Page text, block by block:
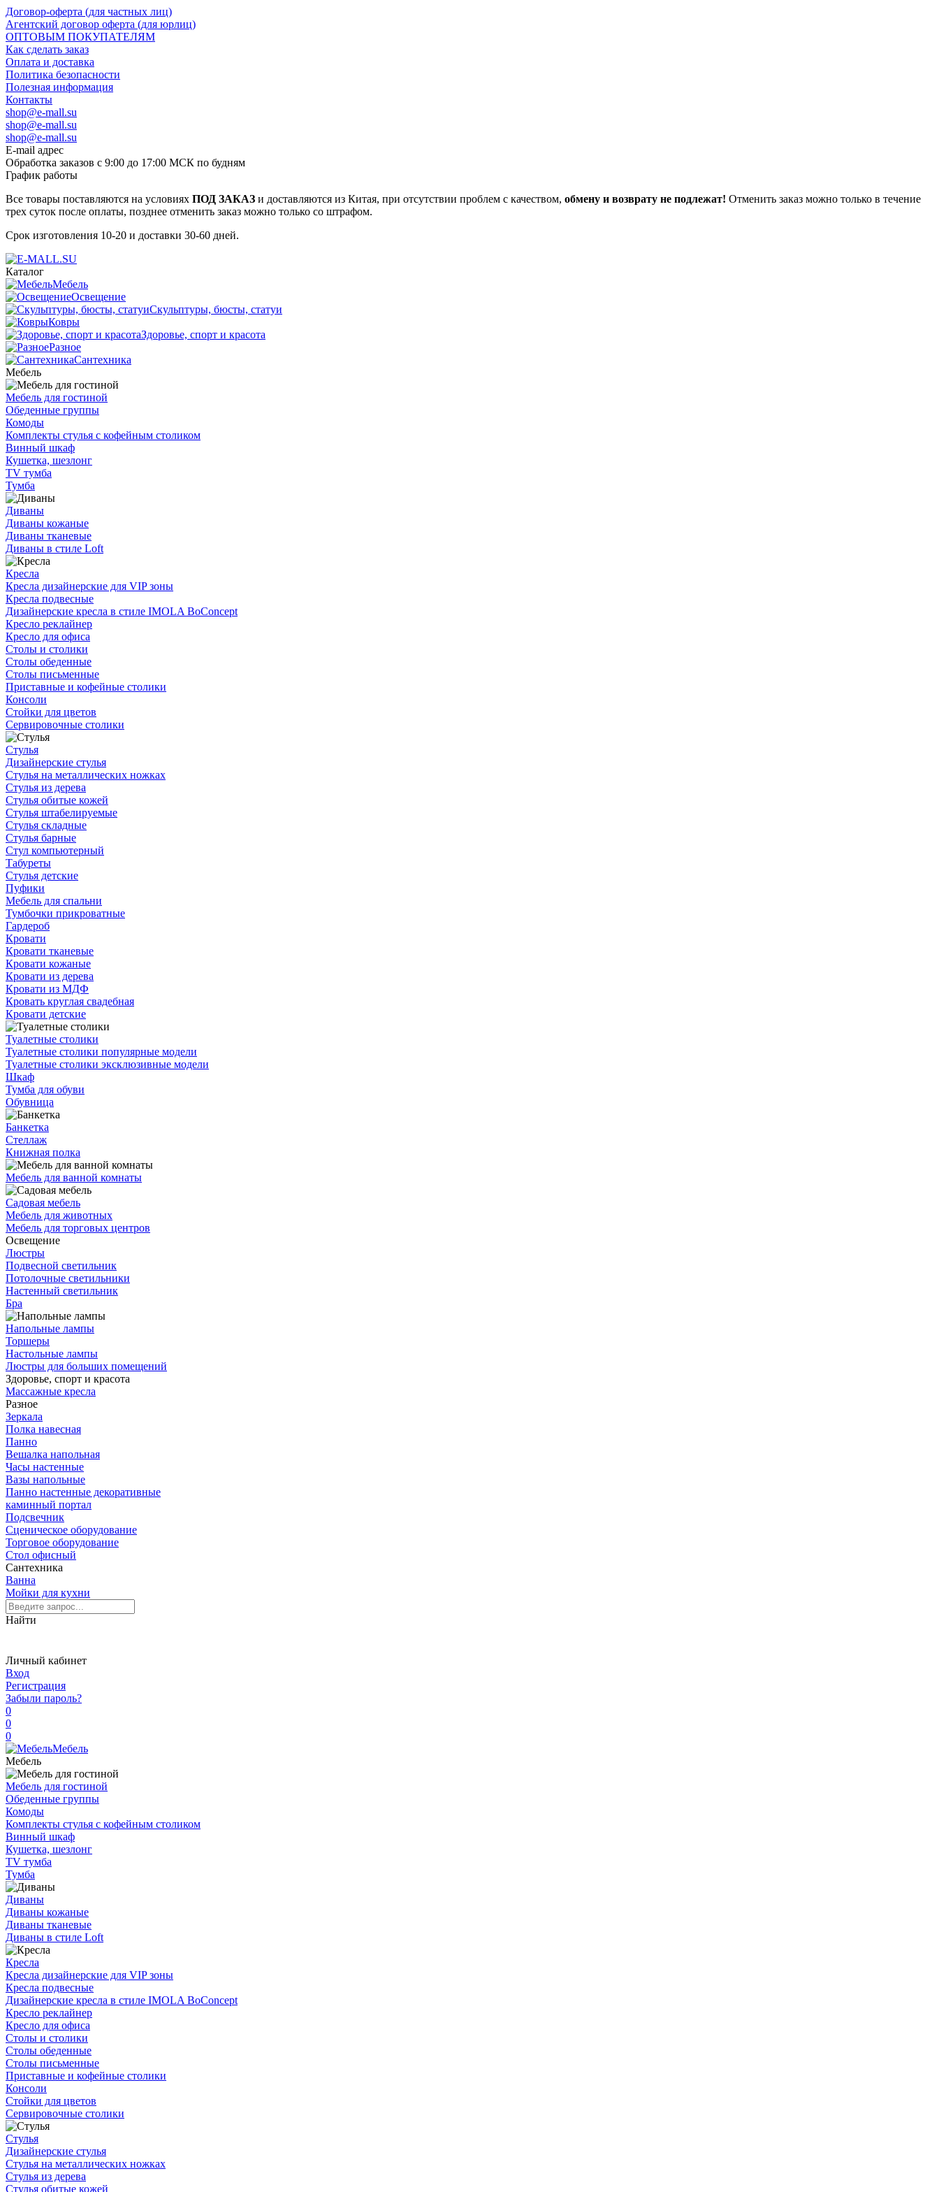
Договор-оферта (для частных лиц)
Агентский договор оферта (для юрлиц)
ОПТОВЫМ ПОКУПАТЕЛЯМ
Как сделать заказ
Оплата и доставка
Политика безопасности
Полезная информация
Контакты
shop@e-mall.su
shop@e-mall.su
shop@e-mall.su
E-mail адрес
Обработка заказов с 9:00 до 17:00 МСК по будням
График работы
Все товары поставляются на условиях ПОД ЗАКАЗ и доставляются из Китая, при отсутствии проблем с качеством, обмену и возврату не подлежат! Отменить заказ можно только в течение
трех суток после оплаты, позднее отменить заказ можно только со штрафом.
Срок изготовления 10-20 и доставки 30-60 дней.
Каталог
Мебель
Освещение
Скульптуры, бюсты, статуи
Ковры
Здоровье, спорт и красота
Разное
Сантехника
Мебель
Мебель для гостиной
Обеденные группы
Комоды
Комплекты стулья с кофейным столиком
Винный шкаф
Кушетка, шезлонг
TV тумба
Тумба
Диваны
Диваны кожаные
Диваны тканевые
Диваны в стиле Loft
Кресла
Кресла дизайнерские для VIP зоны
Кресла подвесные
Дизайнерские кресла в стиле IMOLA BoConcept
Кресло реклайнер
Кресло для офиса
Столы и столики
Столы обеденные
Столы письменные
Приставные и кофейные столики
Консоли
Стойки для цветов
Сервировочные столики
Стулья
Дизайнерские стулья
Стулья на металлических ножках
Стулья из дерева
Стулья обитые кожей
Стулья штабелируемые
Стулья складные
Стулья барные
Стул компьютерный
Табуреты
Стулья детские
Пуфики
Мебель для спальни
Тумбочки прикроватные
Гардероб
Кровати
Кровати тканевые
Кровати кожаные
Кровати из дерева
Кровати из МДФ
Кровать круглая свадебная
Кровати детские
Туалетные столики
Туалетные столики популярные модели
Туалетные столики эксклюзивные модели
Шкаф
Тумба для обуви
Обувница
Банкетка
Стеллаж
Книжная полка
Мебель для ванной комнаты
Садовая мебель
Мебель для животных
Мебель для торговых центров
Освещение
Люстры
Подвесной светильник
Потолочные светильники
Настенный светильник
Бра
Напольные лампы
Торшеры
Настольные лампы
Люстры для больших помещений
Здоровье, спорт и красота
Массажные кресла
Разное
Зеркала
Полка навесная
Панно
Вешалка напольная
Часы настенные
Вазы напольные
Панно настенные декоративные
каминный портал
Подсвечник
Сценическое оборудование
Торговое оборудование
Стол офисный
Сантехника
Ванна
Мойки для кухни
Найти
Личный кабинет
Вход
Регистрация
Забыли пароль?
0
0
0
Мебель
Мебель
Мебель для гостиной
Обеденные группы
Комоды
Комплекты стулья с кофейным столиком
Винный шкаф
Кушетка, шезлонг
TV тумба
Тумба
Диваны
Диваны кожаные
Диваны тканевые
Диваны в стиле Loft
Кресла
Кресла дизайнерские для VIP зоны
Кресла подвесные
Дизайнерские кресла в стиле IMOLA BoConcept
Кресло реклайнер
Кресло для офиса
Столы и столики
Столы обеденные
Столы письменные
Приставные и кофейные столики
Консоли
Стойки для цветов
Сервировочные столики
Стулья
Дизайнерские стулья
Стулья на металлических ножках
Стулья из дерева
Стулья обитые кожей